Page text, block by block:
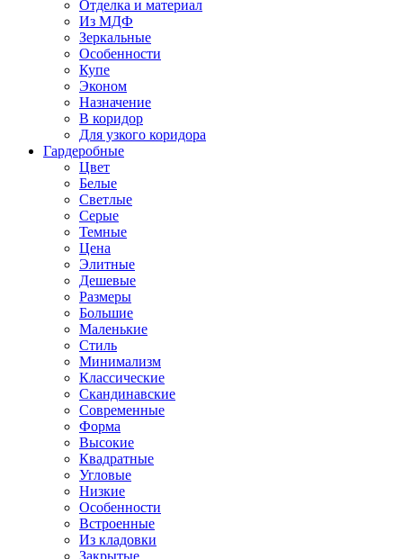
Отделка и материал
Из МДФ
Зеркальные
Особенности
Купе
Эконом
Назначение
В коридор
Для узкого коридора
Гардеробные
Цвет
Белые
Светлые
Серые
Темные
Цена
Элитные
Дешевые
Размеры
Большие
Маленькие
Стиль
Минимализм
Классические
Скандинавские
Современные
Форма
Высокие
Квадратные
Угловые
Низкие
Особенности
Встроенные
Из кладовки
Закрытые